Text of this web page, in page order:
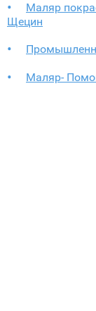
Маляр
Щецин
Маляр-